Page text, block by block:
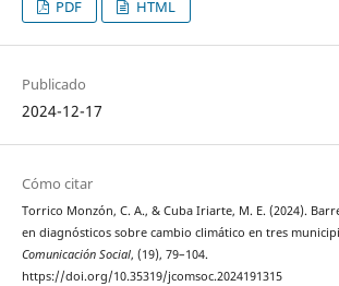
PDF HTML
Publicado
2024-12-17
Cómo citar
Torrico Monzón, C. A., & Cuba Iriarte, M. E. (2024).
en diagnósticos sobre cambio climático en tres
Comunicación Social, (19), 79–104.
https://doi.org/10.35319/jcomsoc.2024191315